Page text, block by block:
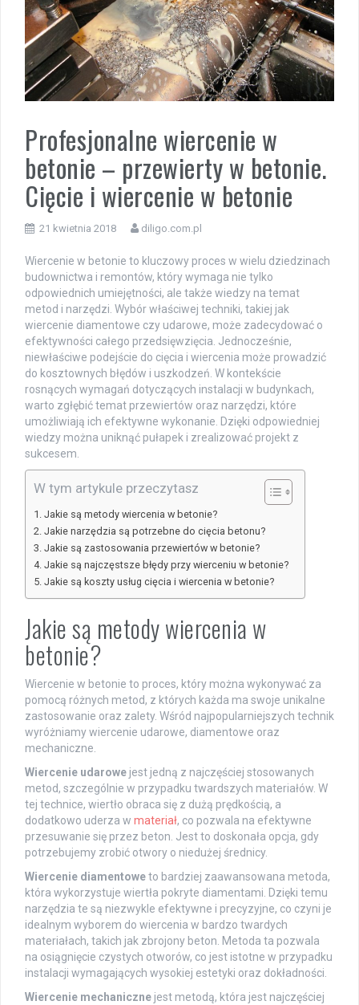
Profesjonalne wiercenie w
betonie – przewierty w betonie.
Cięcie i wiercenie w betonie
21 kwietnia 2018 diligo.com.pl
Wiercenie w betonie to kluczowy proces w wielu dziedzinach
budownictwa i remontów, który wymaga nie tylko
odpowiednich umiejętności, ale także wiedzy na temat
metod i narzędzi. Wybór właściwej techniki, takiej jak
wiercenie diamentowe czy udarowe, może zadecydować o
efektywności całego przedsięwzięcia. Jednocześnie,
niewłaściwe podejście do cięcia i wiercenia może prowadzić
do kosztownych błędów i uszkodzeń. W kontekście
rosnących wymagań dotyczących instalacji w budynkach,
warto zgłębić temat przewiertów oraz narzędzi, które
umożliwiają ich efektywne wykonanie. Dzięki odpowiedniej
wiedzy można uniknąć pułapek i zrealizować projekt z
sukcesem.
W tym artykule przeczytasz
Jakie są metody wiercenia w betonie?
Jakie narzędzia są potrzebne do cięcia betonu?
Jakie są zastosowania przewiertów w betonie?
Jakie są najczęstsze błędy przy wierceniu w betonie?
Jakie są koszty usług cięcia i wiercenia w betonie?
Jakie są metody wiercenia w
betonie?
Wiercenie w betonie to proces, który można wykonywać za
pomocą różnych metod, z których każda ma swoje unikalne
zastosowanie oraz zalety. Wśród najpopularniejszych technik
wyróżniamy wiercenie udarowe, diamentowe oraz
mechaniczne.
Wiercenie udarowe jest jedną z najczęściej stosowanych
metod, szczególnie w przypadku twardszych materiałów. W
tej technice, wiertło obraca się z dużą prędkością, a
dodatkowo uderza w materiał, co pozwala na efektywne
przesuwanie się przez beton. Jest to doskonała opcja, gdy
potrzebujemy zrobić otwory o niedużej średnicy.
Wiercenie diamentoweto bardziej zaawansowana metoda,
która wykorzystuje wiertła pokryte diamentami. Dzięki temu
narzędzia te są niezwykle efektywne i precyzyjne, co czyni je
idealnym wyborem do wiercenia w bardzo twardych
materiałach, takich jak zbrojony beton. Metoda ta pozwala
na osiągnięcie czystych otworów, co jest istotne w przypadku
instalacji wymagających wysokiej estetyki oraz dokładności.
Wiercenie mechaniczne jest metodą, która jest najczęściej